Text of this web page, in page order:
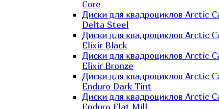
Core
Диски для квадроциклов Arctic
Delta Steel
Диски для квадроциклов Arctic
Elixir Black
Диски для квадроциклов Arctic
Elixir Bronze
Диски для квадроциклов Arctic
Enduro Dark Tint
Диски для квадроциклов Arctic
Enduro Flat Mill